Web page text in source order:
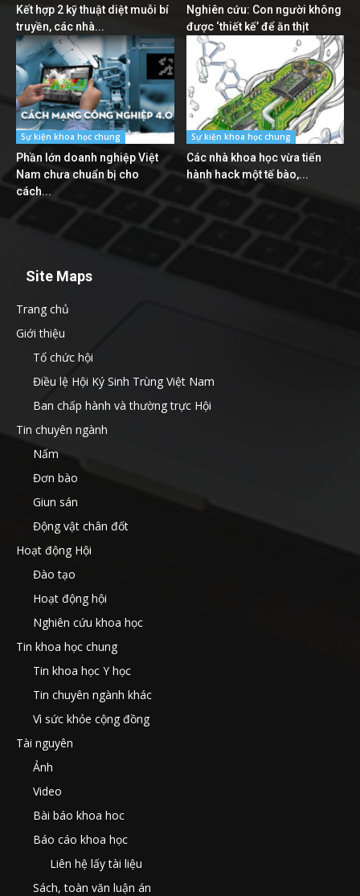
Kết hợp 2 kỹ thuật diệt muỗi bí
truyền, các nhà...
Nghiên cứu: Con người không
được ‘thiết kế’ để ăn thịt
Sự kiện khoa học chung
Phần lớn doanh nghiệp Việt
Nam chưa chuẩn bị cho
cách...
Sự kiện khoa học chung
Các nhà khoa học vừa tiến
hành hack một tế bào,...
Site Maps
Trang chủ
Giới thiệu
Tổ chức hội
Điều lệ Hội Ký Sinh Trùng Việt Nam
Ban chấp hành và thường trực Hội
Tin chuyên ngành
Nấm
Đơn bào
Giun sán
Động vật chân đốt
Hoạt động Hội
Đào tạo
Hoạt động hội
Nghiên cứu khoa học
Tin khoa học chung
Tin khoa học Y học
Tin chuyên ngành khác
Vì sức khỏe cộng đồng
Tài nguyên
Ảnh
Video
Bài báo khoa hoc
Báo cáo khoa học
Liên hệ lấy tài liệu
Sách, toàn văn luận án